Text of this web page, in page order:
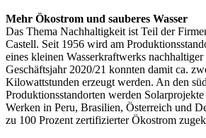
Mehr Ökostrom und sauberes Wasser
Das Thema Nachhaltigkeit ist Teil der
Castell. Seit 1956 wird am
eines kleinen Wasserkraftwerks
Geschäftsjahr 2020/21 konnten damit ca.
Kilowattstunden erzeugt werden. An den
Produktionsstandorten werden
Werken in Peru, Brasilien, Österreich und
zu 100 Prozent zertifizierter Ökostrom